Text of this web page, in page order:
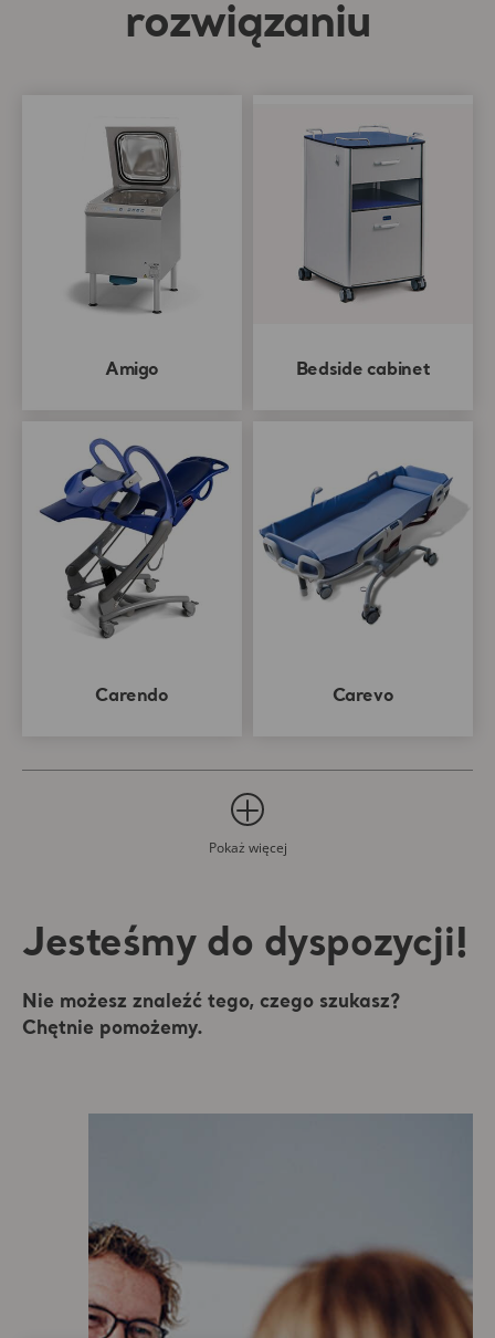
rozwiązaniu
Amigo Bedside cabinet
Carendo Carevo
Pokaż więcej
Jesteśmy do dyspozycji!
Nie możesz znaleźć tego, czego szukasz?
Chętnie pomożemy.